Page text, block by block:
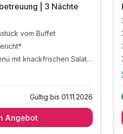
| 3 Nächte
vom Buffet
3 x 5-Gang-Abendmenü mit knackfrischen Salaten
vom Buffet
Gültig bis 01.11.2026
Angebot